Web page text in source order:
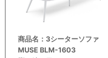
商品名：3シーターソファ
MUSE BLM-1603